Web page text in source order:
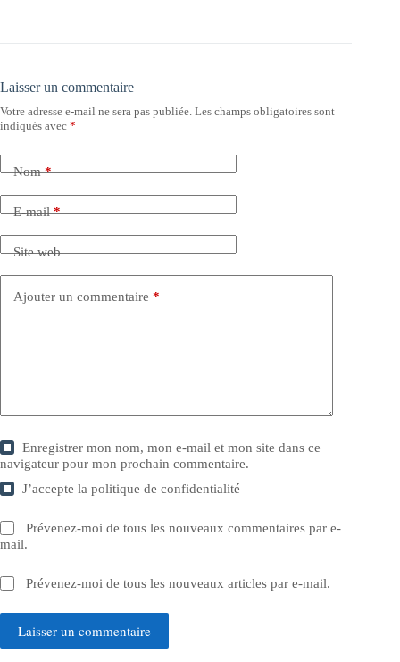
Laisser un commentaire
Votre adresse e-mail ne sera pas publiée. Les champs obligatoires sont
indiqués avec *
Nom*
E-mail*
Site web
Ajouter un commentaire *
Enregistrer mon nom, mon e-mail et mon site dans ce
navigateur pour mon prochain commentaire.
J’accepte lapolitique de confidentialité
Prévenez-moi de tous les nouveaux commentaires par e-
mail.
Prévenez-moi de tous les nouveaux articles par e-mail.
Laisser un commentaire